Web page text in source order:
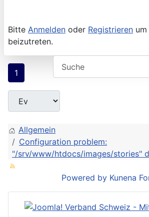
Bitte Anmelden oder Registrieren
beizutreten.
1
Allgemein
Configuration problem:
"/srv/www/htdocs/images/stories"
Powered by Kunena